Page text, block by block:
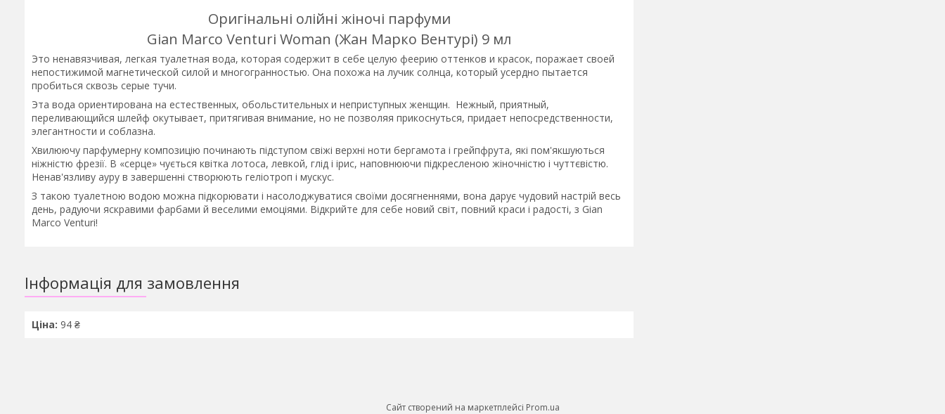
Оригінальні олійні жіночі парфуми
Gian Marco Venturi Woman (Жан Марко Вентурі) 9 мл
Это ненавязчивая, легкая туалетная вода, которая содержит в себе целую феерию оттенков и красок, поражает своей
непостижимой магнетической силой и многогранностью. Она похожа на лучик солнца, который усердно пытается
пробиться сквозь серые тучи.
Эта вода ориентирована на естественных, обольстительных и неприступных женщин. Нежный, приятный,
переливающийся шлейф окутывает, притягивая внимание, но не позволяя прикоснуться, придает непосредственности,
элегантности и соблазна.
Хвилюючу парфумерну композицію починають підступом свіжі верхні ноти бергамота і грейпфрута, які пом'якшуються
ніжністю фрезії. В «серце» чується квітка лотоса, левкой, глід і ірис, наповнюючи підкресленою жіночністю і чуттєвістю.
Ненав'язливу ауру в завершенні створюють геліотроп і мускус.
З такою туалетною водою можна підкорювати і насолоджуватися своїми досягненнями, вона дарує чудовий настрій весь
день, радуючи яскравими фарбами й веселими емоціями. Відкрийте для себе новий світ, повний краси і радості, з Gian
Marco Venturi!
Інформація для замовлення
Ціна: 94 ₴
Сайт створений на маркетплейсі Prom.ua